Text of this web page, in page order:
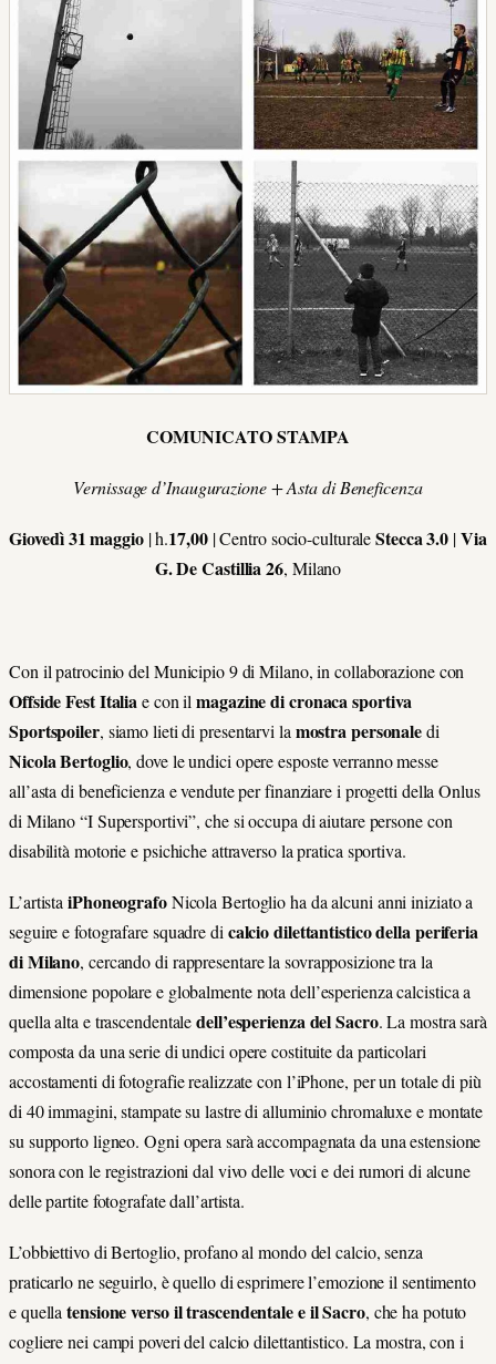
COMUNICATO STAMPA
Vernissage d’Inaugurazione + Asta di Beneficenza
Giovedì 31 maggio| h.17,00| Centro socio-culturaleStecca 3.0 |Via
G. De Castillia 26, Milano
Con il patrocinio del Municipio 9 di Milano, in collaborazione con
Offside Fest Italiae con ilmagazine di cronaca sportiva
Sportspoiler, siamo lieti di presentarvi la mostra personaledi
Nicola Bertoglio, dove le undici opere esposte verranno messe
all’asta di beneficienza e vendute per finanziare i progetti della Onlus
di Milano “I Supersportivi”, che si occupa di aiutare persone con
disabilità motorie e psichiche attraverso la pratica sportiva.
L’artista iPhoneografoNicola Bertoglio ha da alcuni anni iniziato a
seguire e fotografare squadre di calcio dilettantistico della periferia
di Milano, cercando di rappresentare la sovrapposizione tra la
dimensione popolare e globalmente nota dell’esperienza calcistica a
quella alta e trascendentaledell’esperienza del Sacro. La mostra sarà
composta da una serie di undici opere costituite da particolari
accostamenti di fotografie realizzate con l’iPhone, per un totale di più
di 40 immagini, stampate su lastre di alluminio chromaluxe e montate
su supporto ligneo. Ogni opera sarà accompagnata da una estensione
sonora con le registrazioni dal vivo delle voci e dei rumori di alcune
delle partite fotografate dall’artista.
L’obbiettivo di Bertoglio, profano al mondo del calcio, senza
praticarlo ne seguirlo, è quello di esprimere l’emozione il sentimento
e quellatensione verso il trascendentale e il Sacro, che ha potuto
cogliere nei campi poveri del calcio dilettantistico. La mostra, con i